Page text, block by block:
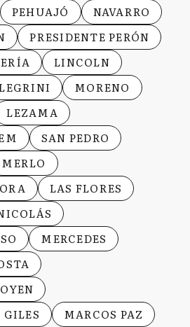
PEHUAJÓ
NAVARRO
PRESIDENTE PERÓN
LINCOLN
MORENO
LEZAMA
SAN PEDRO
MERLO
LAS FLORES
MERCEDES
GILES
MARCOS PAZ